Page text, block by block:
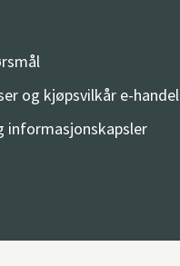
og kjøpsvilkår e-handel
informasjonskapsler